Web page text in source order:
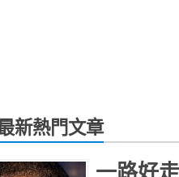
新熱門文章
一路好